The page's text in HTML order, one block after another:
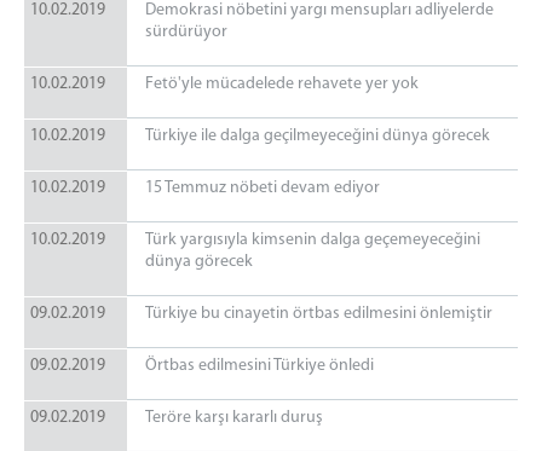
10.02.2019
Demokrasi nöbetini yargı mensupları adliyelerde
sürdürüyor
10.02.2019 Fetö'yle mücadelede rehavete yer yok
10.02.2019 Türkiye ile dalga geçilmeyeceğini dünya görecek
10.02.2019 15 Temmuz nöbeti devam ediyor
10.02.2019
Türk yargısıyla kimsenin dalga geçemeyeceğini
dünya görecek
09.02.2019 Türkiye bu cinayetin örtbas edilmesini önlemiştir
09.02.2019 Örtbas edilmesini Türkiye önledi
09.02.2019 Teröre karşı kararlı duruş